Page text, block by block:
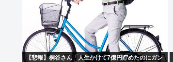
【悲報】桐谷さん「人生かけて7億円貯めたのにガン